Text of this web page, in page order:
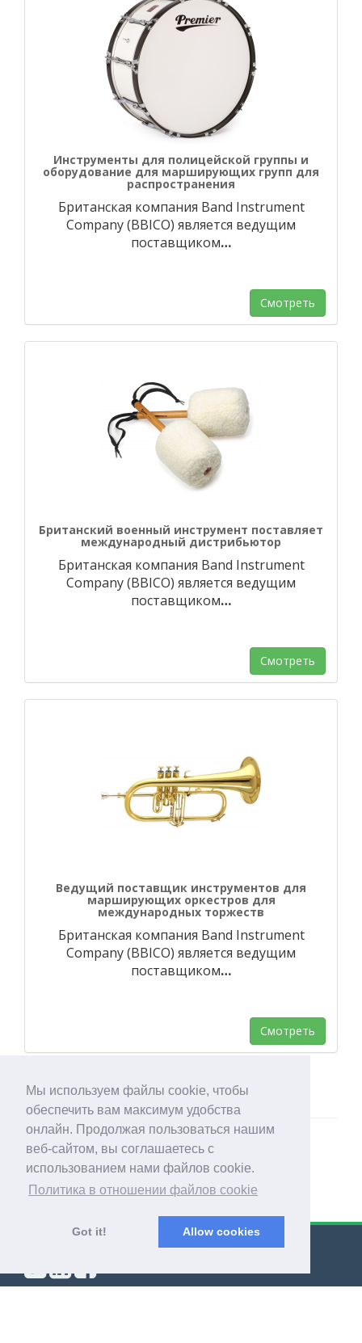
Мы используем файлы cookie, чтобы
обеспечить вам максимум удобства
онлайн. Продолжая пользоваться нашим
веб-сайтом, вы соглашаетесь с
использованием нами файлов cookie.
Политика в отношении файлов cookie
Got it! Allow cookies
Инструменты для полицейской группы и
оборудование для марширующих групп для
распространения
Британская компания Band Instrument
Company (BBICO) является ведущим
поставщиком…
Смотреть
Британский военный инструмент поставляет
международный дистрибьютор
Британская компания Band Instrument
Company (BBICO) является ведущим
поставщиком…
Смотреть
Ведущий поставщик инструментов для
марширующих оркестров для
международных торжеств
Британская компания Band Instrument
Company (BBICO) является ведущим
поставщиком…
Смотреть
© Export Worldwide 2026